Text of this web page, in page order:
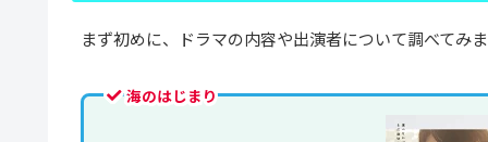
まず初めに、ドラマの内容や出演者について調べてみ
海のはじまり